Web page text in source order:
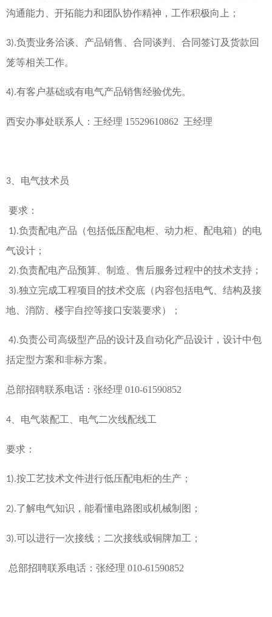
沟通能力、开拓能力和团队协作精神，工作积极向上；
3).负责业务洽谈、产品销售、合同谈判、合同签订及货款回
笼等相关工作。
4).有客户基础或有电气产品销售经验优先。
西安办事处联系人：王经理 15529610862 王经理
3 、电气技术员
要求：
1).负责配电产品（包括低压配电柜、动力柜、配电箱）的电
气设计；
2).负责配电产品预算、制造、售后服务过程中的技术支持；
3).独立完成工程项目的技术交底（内容包括电气、结构及接
地、消防、楼宇自控等接口安装要求）；
4).负责公司高级型产品的设计及自动化产品设计，设计中包
括定型方案和非标方案。
总部招聘联系电话：张经理 010-61590852
4 、电气装配工、电气二次线配线工
要求：
1).按工艺技术文件进行低压配电柜的生产；
2).了解电气知识，能看懂电路图或机械制图；
3).可以进行一次接线；二次接线或铜牌加工；
总部招聘联系电话：张经理 010-61590852